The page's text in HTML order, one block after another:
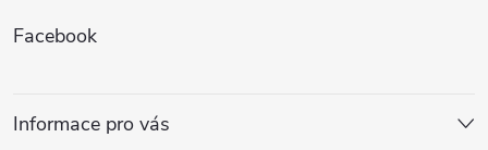
d
c
p
Facebook
Informace pro vás